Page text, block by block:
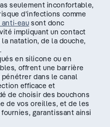
seulement inconfortable,
d’infections comme
anti-eau sont donc
impliquant un contact
natation, de la douche,
en silicone ou en
offrent une barrière
pénétrer dans le canal
efficace et
de choisir des bouchons
de vos oreilles, et de les
garantissant ainsi